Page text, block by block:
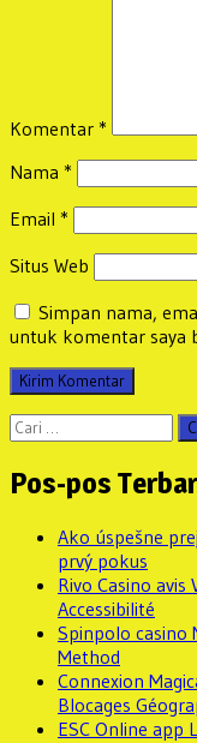
Komentar *
Nama *
Email *
Situs Web
Simpan nama,
untuk komentar saya
Cari
untuk:
Pos-pos
Ako úspešne
prvý pokus
Rivo Casino
Accessibilité
Spinpolo casino
Method
Connexion
Blocages
ESC Online app